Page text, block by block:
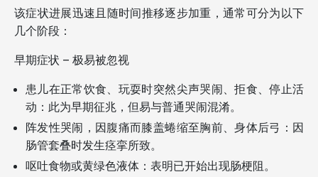
该症状进展迅速且随时间推移逐步加重，通常可分为以下
几个阶段：
早期症状 – 极易被忽视
患儿在正常饮食、玩耍时突然尖声哭闹、拒食、停止活
动：此为早期征兆，但易与普通哭闹混淆。
阵发性哭闹，因腹痛而膝盖蜷缩至胸前、身体后弓：因
肠管套叠时发生痉挛所致。
呕吐食物或黄绿色液体：表明已开始出现肠梗阻。